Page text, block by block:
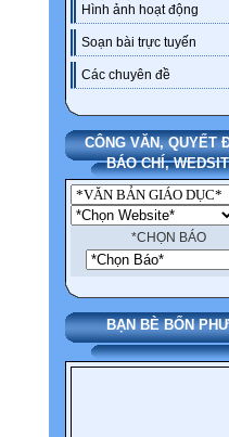
Hình ảnh hoạt động
Soạn bài trực tuyến
Các chuyên đề
CÔNG VĂN, QUYẾT
BÁO CHÍ,
*CHỌN BÁO
BẠN BÈ BỐN